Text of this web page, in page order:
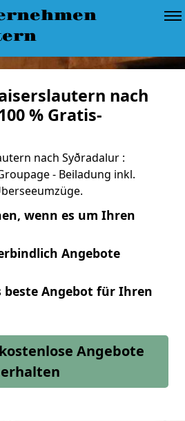
nach
% Gratis-
nach Syðradalur :
- Beiladung inkl.
wenn es um Ihren
Angebote
beste Angebot für Ihren
Angebote
erhalten